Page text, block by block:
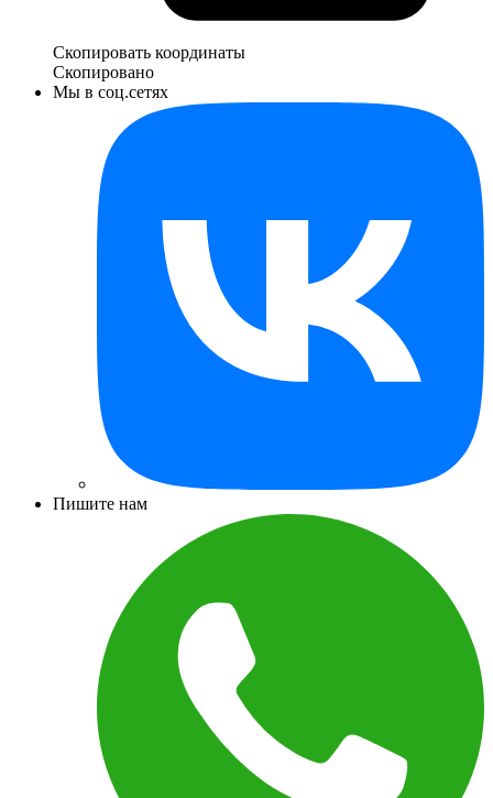
Скопировать координаты
Скопировано
Мы в соц.сетях
Пишите нам